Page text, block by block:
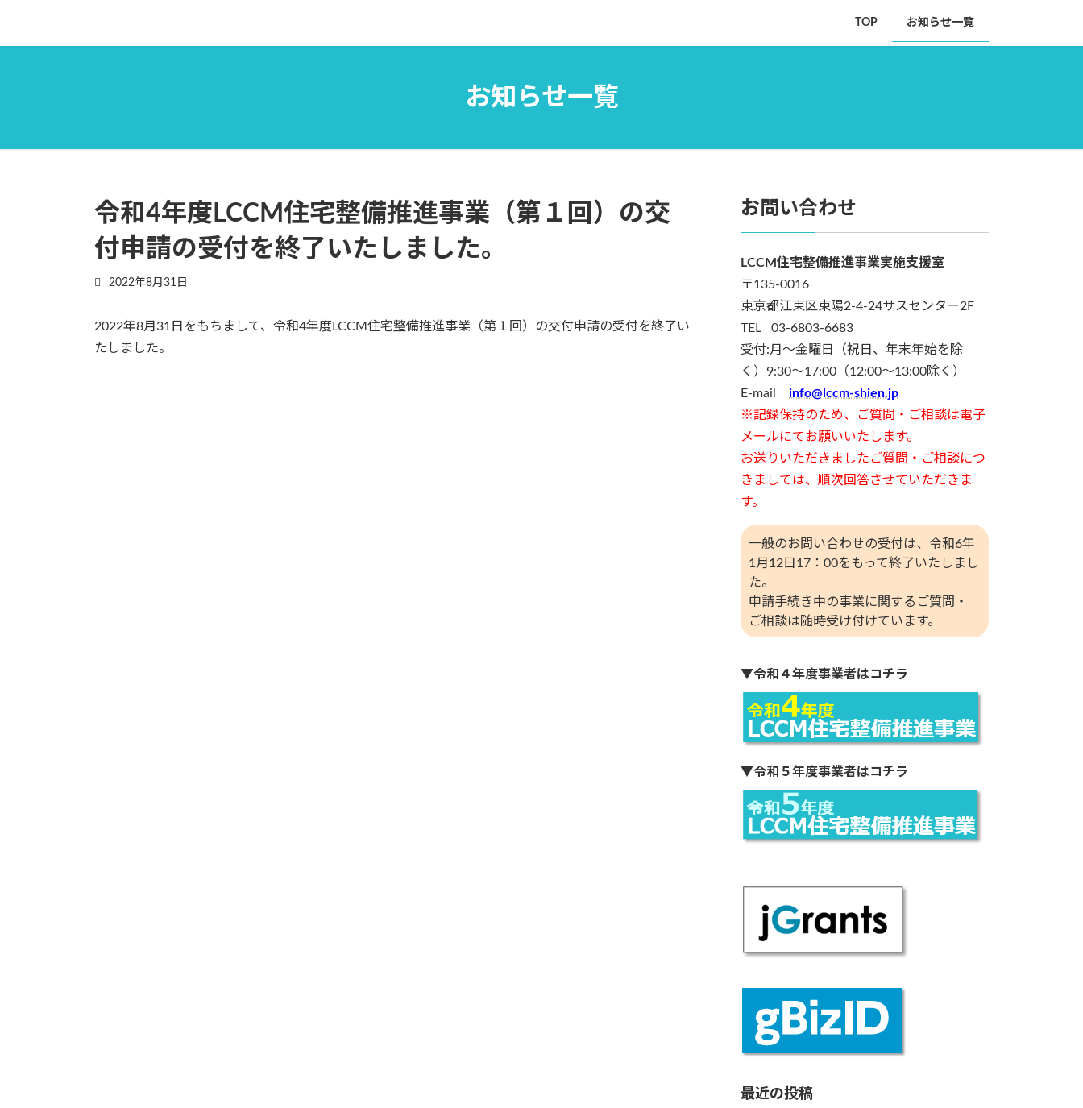
テ
ゲ
TOP お知らせ一覧
お知らせ一覧
令和4年度LCCM住宅整備推進事業（第１回）の交
付申請の受付を終了いたしました。
2022年8月31日
2022年8月31日をもちまして、令和4年度LCCM住宅整備推進事業（第１回）の交付申請の受付を終了い
たしました。
お問い合わせ
LCCM住宅整備推進事業実施支援室
〒135-0016
東京都江東区東陽2-4-24サスセンター2F
TEL 03-6803-6683
受付:月～金曜日（祝日、年末年始を除
く）9:30～17:00（12:00～13:00除く）
E-mailinfo@lccm-shien.jp
※記録保持のため、ご質問・ご相談は電子
メールにてお願いいたします。
お送りいただきましたご質問・ご相談につ
きましては、順次回答させていただきま
す。
一般のお問い合わせの受付は、令和6年
1月12日17：00をもって終了いたしまし
た。
申請手続き中の事業に関するご質問・
ご相談は随時受け付けています。
▼令和４年度事業者はコチラ
▼令和５年度事業者はコチラ
最近の投稿